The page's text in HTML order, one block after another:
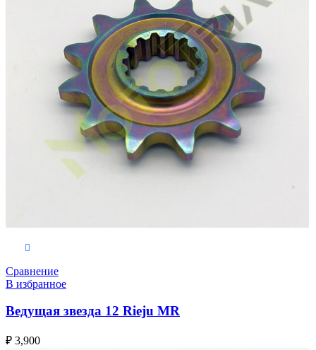
Сравнение
В избранное
Ведущая звезда 12 Rieju MR
₽ 3,900